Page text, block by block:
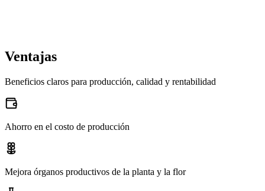
Ventajas
Beneficios claros para producción, calidad y rentabilidad
Ahorro en el costo de producción
Mejora órganos productivos de la planta y la flor